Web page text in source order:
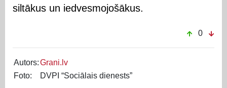
siltākus un iedvesmojošākus.
0
Autors:Grani.lv
Foto:
DVPI “Sociālais dienests”